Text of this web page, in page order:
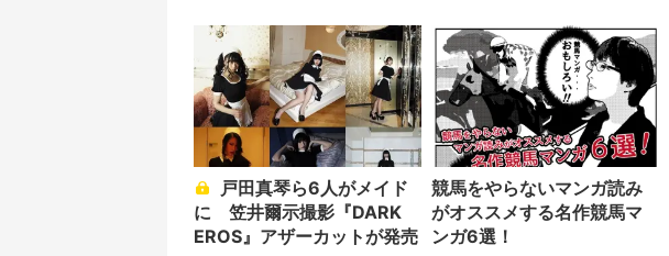
に 笠井爾示撮影『DARK
EROS』アザーカットが発売
競馬をやらないマンガ読み
がオススメする名作競馬マ
ンガ6選！